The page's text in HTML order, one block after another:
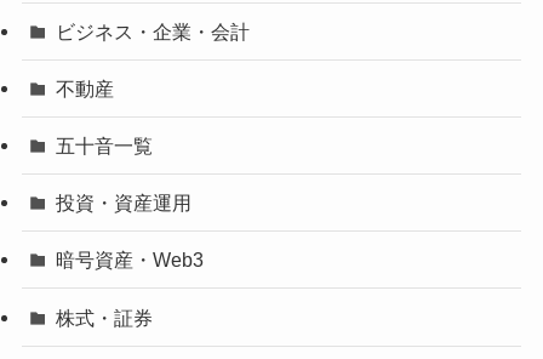
ビジネス・企業・会計
不動産
五十音一覧
投資・資産運用
暗号資産・Web3
株式・証券